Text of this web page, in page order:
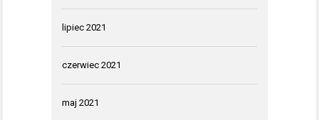
lipiec 2021
czerwiec 2021
maj 2021